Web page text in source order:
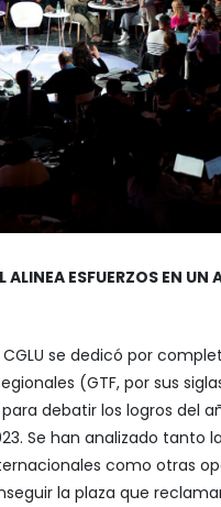
ESFUERZOS EN UN
se dedicó por
(GTF, por sus
debatir los logros del
Se han analizado tanto
como otras
la plaza que